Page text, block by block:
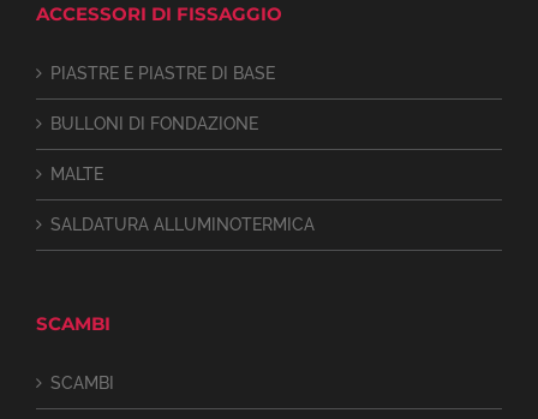
ACCESSORI DI FISSAGGIO
PIASTRE E PIASTRE DI BASE
BULLONI DI FONDAZIONE
MALTE
SALDATURA ALLUMINOTERMICA
SCAMBI
SCAMBI